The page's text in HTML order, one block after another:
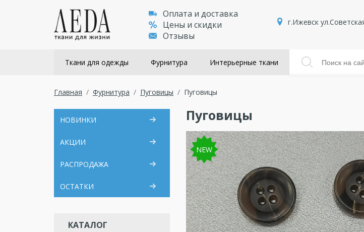
Оплата и доставка
Цены и скидки
Отзывы
г.Ижевск
Ткани для одежды Фурнитура Интерьерные ткани
Главная Фурнитура Пуговицы Пуговицы
НОВИНКИ
АКЦИИ
РАСПРОДАЖА
ОСТАТКИ
КАТАЛОГ
Пуговицы
NEW